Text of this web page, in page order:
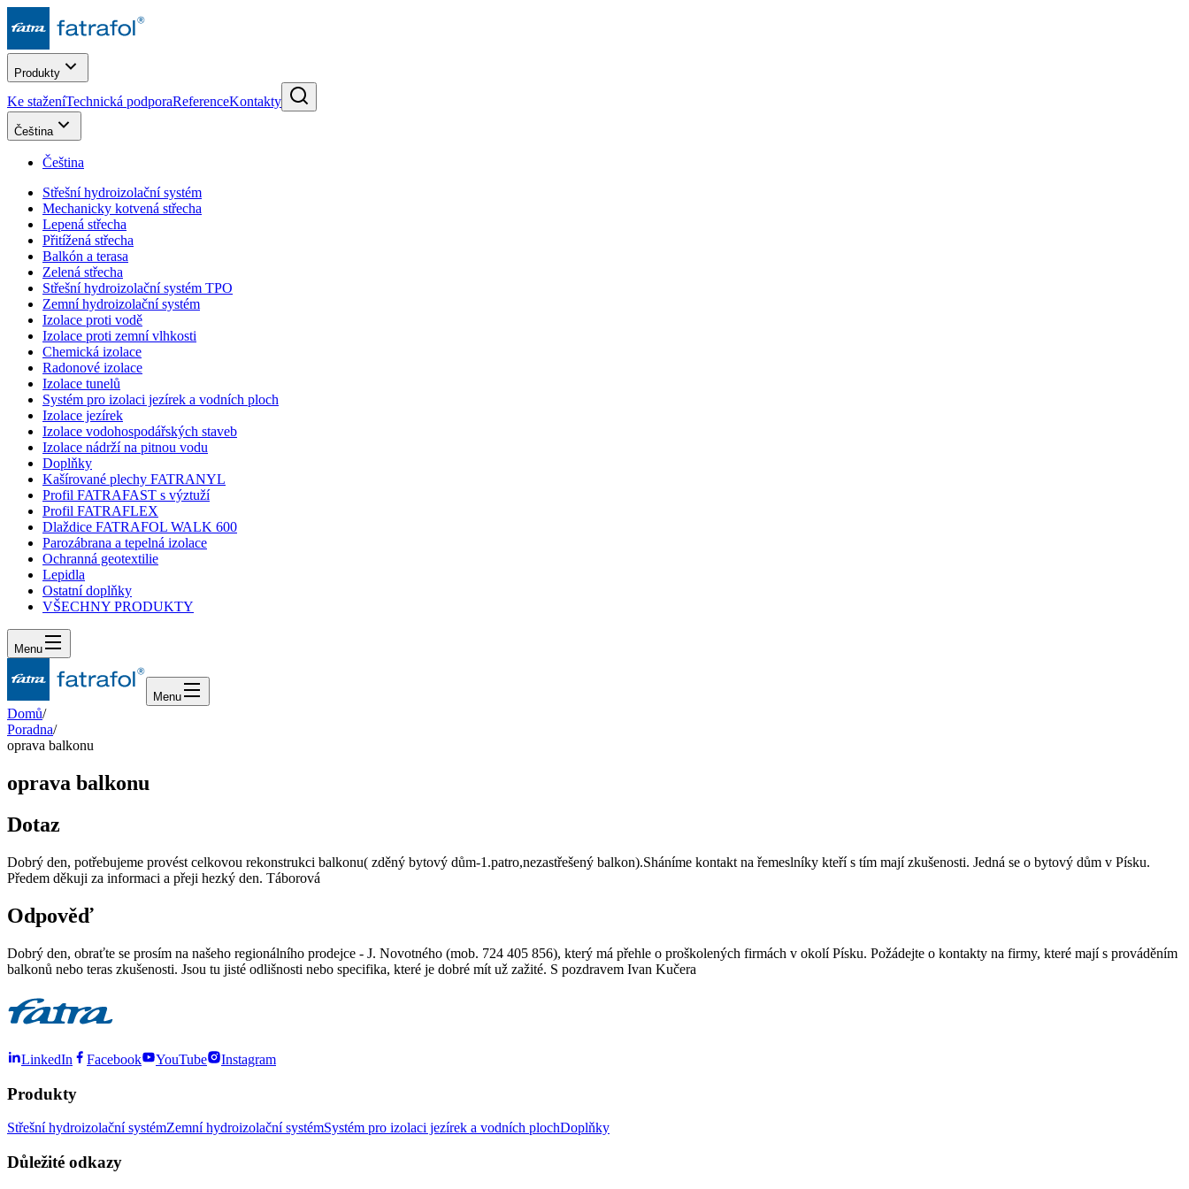
Produkty
Ke staženíTechnická podporaReferenceKontakty
Čeština
Čeština
Střešní hydroizolační systém
Mechanicky kotvená střecha
Lepená střecha
Přitížená střecha
Balkón a terasa
Zelená střecha
Střešní hydroizolační systém TPO
Zemní hydroizolační systém
Izolace proti vodě
Izolace proti zemní vlhkosti
Chemická izolace
Radonové izolace
Izolace tunelů
Systém pro izolaci jezírek a vodních ploch
Izolace jezírek
Izolace vodohospodářských staveb
Izolace nádrží na pitnou vodu
Doplňky
Kašírované plechy FATRANYL
Profil FATRAFAST s výztuží
Profil FATRAFLEX
Dlaždice FATRAFOL WALK 600
Parozábrana a tepelná izolace
Ochranná geotextilie
Lepidla
Ostatní doplňky
VŠECHNY PRODUKTY
Menu
Menu
Domů/
Poradna/
oprava balkonu
oprava balkonu
Dotaz
Dobrý den, potřebujeme provést celkovou rekonstrukci balkonu( zděný bytový dům-1.patro,nezastřešený balkon).Sháníme kontakt na řemeslníky kteří s tím mají zkušenosti. Jedná se o bytový dům v Písku.
Předem děkuji za informaci a přeji hezký den. Táborová
Odpověď
Dobrý den, obraťte se prosím na našeho regionálního prodejce - J. Novotného (mob. 724 405 856), který má přehle o proškolených firmách v okolí Písku. Požádejte o kontakty na firmy, které mají s prováděním
balkonů nebo teras zkušenosti. Jsou tu jisté odlišnosti nebo specifika, které je dobré mít už zažité. S pozdravem Ivan Kučera
LinkedIn Facebook YouTube Instagram
Produkty
Střešní hydroizolační systémZemní hydroizolační systémSystém pro izolaci jezírek a vodních plochDoplňky
Důležité odkazy